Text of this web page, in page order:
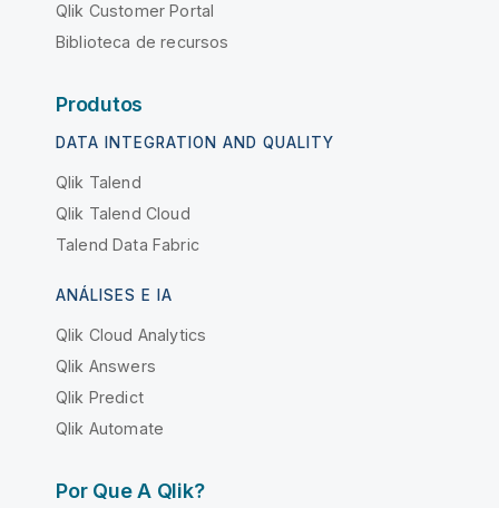
Qlik Customer Portal
Biblioteca de recursos
Produtos
DATA INTEGRATION AND QUALITY
Qlik Talend
Qlik Talend Cloud
Talend Data Fabric
ANÁLISES E IA
Qlik Cloud Analytics
Qlik Answers
Qlik Predict
Qlik Automate
Por Que A Qlik?